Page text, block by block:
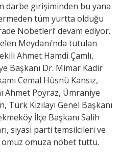
darbe girişiminden bu yana
tüm yurtta olduğu
Nöbetleri’ devam ediyor.
Meydanı’nda tutulan
Ahmet Hamdi Çamlı,
Başkanı Dr. Mimar Kadir
Cemal Hüsnü Kansız,
Ahmet Poyraz, Ümraniye
Türk Kızılayı Genel Başkanı
İlçe Başkanı Salih
siyasi parti temsilcileri ve
omuz omuza nöbet tuttu.